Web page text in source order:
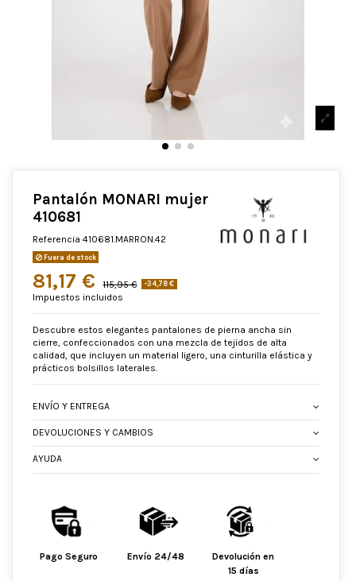
Pantalón MONARI mujer
410681
Referencia 410681.MARRON.42
Fuera de stock
81,17 € 115,95 € -34,78 €
Impuestos incluidos
Descubre estos elegantes pantalones de pierna ancha sin
cierre, confeccionados con una mezcla de tejidos de alta
calidad, que incluyen un material ligero, una cinturilla elástica y
prácticos bolsillos laterales.
ENVÍO Y ENTREGA
DEVOLUCIONES Y CAMBIOS
AYUDA
Pago Seguro Envío 24/48
Devolución en
15 días